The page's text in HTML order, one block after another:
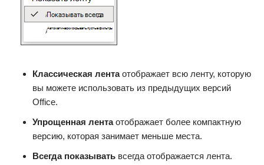
Классическая лентаотображает всю ленту, которую
вы можете использовать из предыдущих версий
Office.
Упрощенная лентаотображает более компактную
версию, которая занимает меньше места.
Всегда показывать всегда отображается лента.